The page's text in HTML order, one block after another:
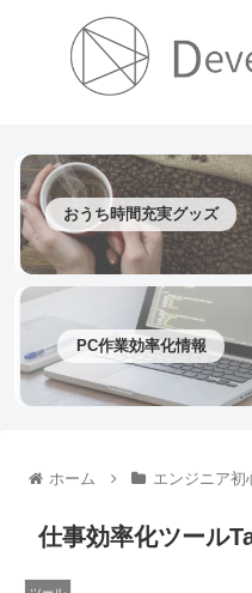
おうち時間充実グッズ
PC作業効率化情報
ホーム エンジニア初
仕事効率化ツール